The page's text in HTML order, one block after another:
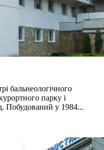
бальнеологічного
парку і
Побудований у 1984...